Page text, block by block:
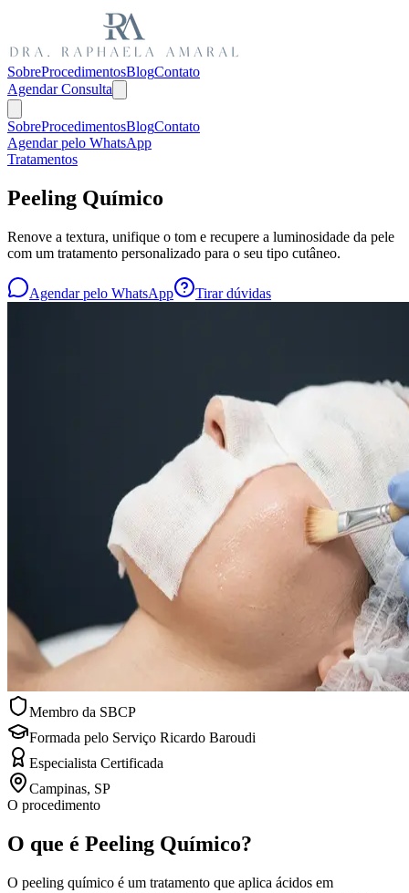
SobreProcedimentosBlogContato
Agendar Consulta
SobreProcedimentosBlogContato
Agendar pelo WhatsApp
Tratamentos
Peeling Químico
Renove a textura, unifique o tom e recupere a luminosidade da pele
com um tratamento personalizado para o seu tipo cutâneo.
Agendar pelo WhatsApp Tirar dúvidas
Membro da SBCP
Formada pelo Serviço Ricardo Baroudi
Especialista Certificada
Campinas, SP
O procedimento
O que é Peeling Químico?
O peeling químico é um tratamento que aplica ácidos em